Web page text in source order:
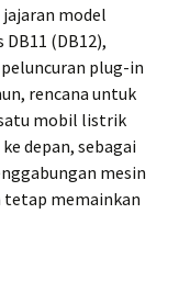
model
(DB12),
peluncuran plug-in
rencana untuk
mobil listrik
depan, sebagai
mesin
tetap memainkan